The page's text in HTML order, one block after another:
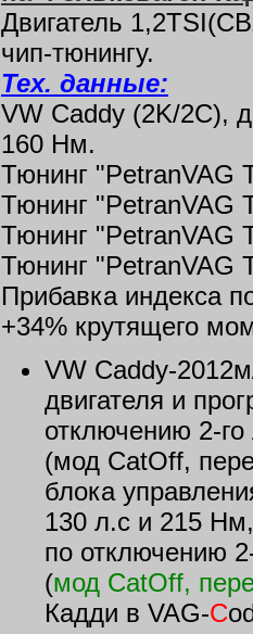
Двигатель
чип-тюнингу.
Тех. данные:
VW Caddy (2K/2C),
160 Нм.
Тюнинг "PetranVAG
Тюнинг "PetranVAG
Тюнинг "PetranVAG
Тюнинг "PetranVAG
Прибавка индекса
+34% крутящего
VW Caddy-
двигателя и
отключению 2-го
(мод CatOff,
блока
130 л.с и 215
по отключению
(мод CatOff,
Кадди в VAG-C